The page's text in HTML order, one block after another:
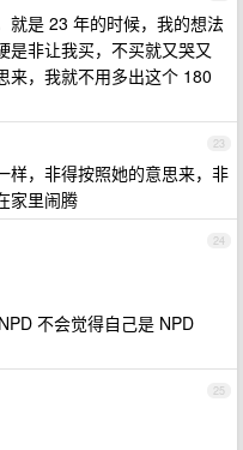
就是 23 年的时候，我的想法
是非让我买，不买就又哭又
来，我就不用多出这个 180
23
样，非得按照她的意思来，非
家里闹腾
24
不会觉得自己是 NPD
25